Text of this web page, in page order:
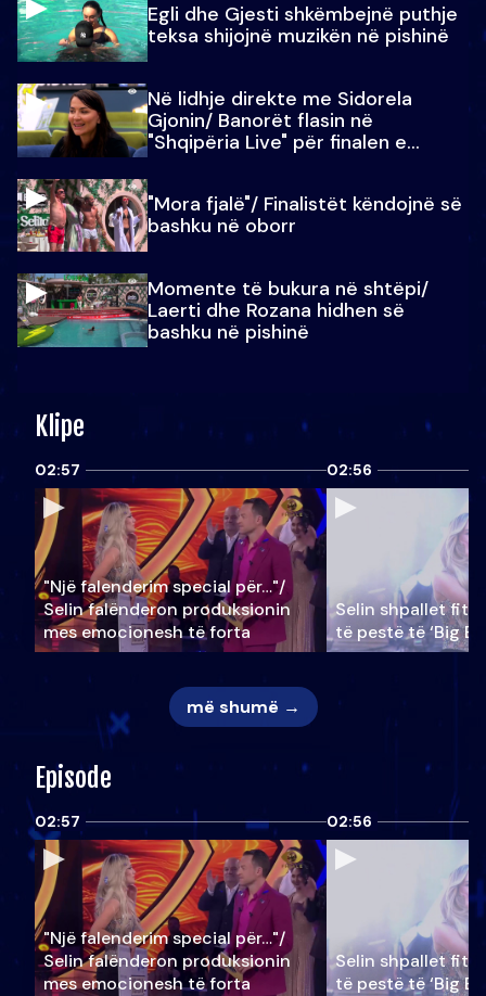
Egli dhe Gjesti shkëmbejnë puthje
teksa shijojnë muzikën në pishinë
Në lidhje direkte me Sidorela
Gjonin/ Banorët flasin në
"Shqipëria Live" për finalen e
"Mora fjalë"/ Finalistët këndojnë së
bashku në oborr
Momente të bukura në shtëpi/
Laerti dhe Rozana hidhen së
bashku në pishinë
Klipe
02:57
"Një falenderim special për…"/
Selin falënderon produksionin
mes emocionesh të forta
02:56
Selin shpallet
të pestë të ‘Big
më shumë →
Episode
02:57
"Një falenderim special për…"/
Selin falënderon produksionin
mes emocionesh të forta
02:56
Selin shpallet
të pestë të ‘Big